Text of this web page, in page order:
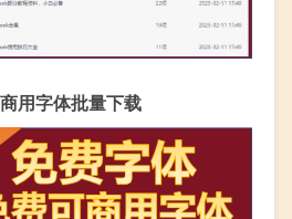
用字体批量下载